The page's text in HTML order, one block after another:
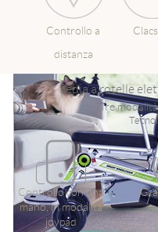
Controllo a
distanza
Sedia a rotelle
Tre
Controllo con una
mano, in modalità
joypad